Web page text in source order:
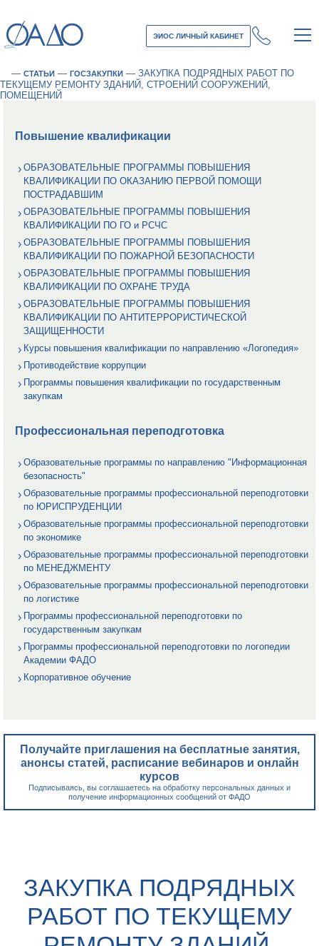
ЭИОС ЛИЧНЫЙ КАБИНЕТ
— СТАТЬИ — ГОСЗАКУПКИ — ЗАКУПКА ПОДРЯДНЫХ РАБОТ ПО
ТЕКУЩЕМУ РЕМОНТУ ЗДАНИЙ, СТРОЕНИЙ СООРУЖЕНИЙ,
ПОМЕЩЕНИЙ
Повышение квалификации
ОБРАЗОВАТЕЛЬНЫЕ ПРОГРАММЫ ПОВЫШЕНИЯ
КВАЛИФИКАЦИИ ПО ОКАЗАНИЮ ПЕРВОЙ ПОМОЩИ
ПОСТРАДАВШИМ
ОБРАЗОВАТЕЛЬНЫЕ ПРОГРАММЫ ПОВЫШЕНИЯ
КВАЛИФИКАЦИИ ПО ГО и РСЧС
ОБРАЗОВАТЕЛЬНЫЕ ПРОГРАММЫ ПОВЫШЕНИЯ
КВАЛИФИКАЦИИ ПО ПОЖАРНОЙ БЕЗОПАСНОСТИ
ОБРАЗОВАТЕЛЬНЫЕ ПРОГРАММЫ ПОВЫШЕНИЯ
КВАЛИФИКАЦИИ ПО ОХРАНЕ ТРУДА
ОБРАЗОВАТЕЛЬНЫЕ ПРОГРАММЫ ПОВЫШЕНИЯ
КВАЛИФИКАЦИИ ПО АНТИТЕРРОРИСТИЧЕСКОЙ
ЗАЩИЩЕННОСТИ
Курсы повышения квалификации по направлению «Логопедия»
Противодействие коррупции
Программы повышения квалификации по государственным
закупкам
Профессиональная переподготовка
Образовательные программы по направлению "Информационная
безопасность"
Образовательные программы профессиональной переподготовки
по ЮРИСПРУДЕНЦИИ
Образовательные программы профессиональной переподготовки
по экономике
Образовательные программы профессиональной переподготовки
по МЕНЕДЖМЕНТУ
Образовательные программы профессиональной переподготовки
по логистике
Программы профессиональной переподготовки по
государственным закупкам
Программы профессиональной переподготовки по логопедии
Академии ФАДО
Корпоративное обучение
Получайте приглашения на бесплатные занятия,
анонсы статей, расписание вебинаров и онлайн
курсов
Подписываясь, вы соглашаетесь на обработку персональных данных и
получение информационных сообщений от ФАДО
ЗАКУПКА ПОДРЯДНЫХ
РАБОТ ПО ТЕКУЩЕМУ